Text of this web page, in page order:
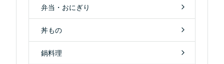
弁当・おにぎり
丼もの
鍋料理